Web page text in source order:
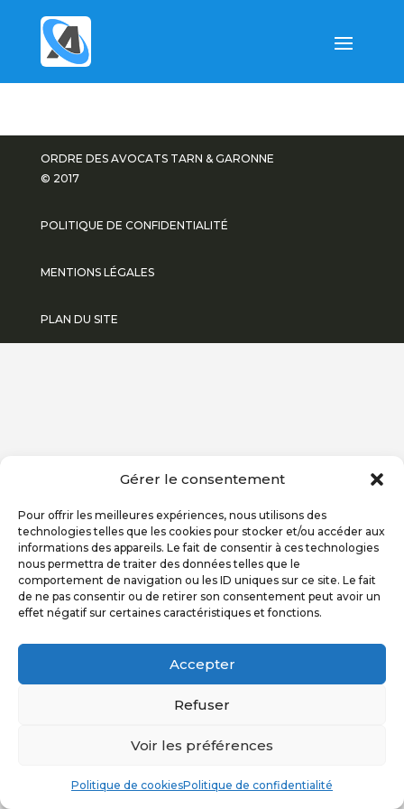
Gérer le consentement
Pour offrir les meilleures expériences, nous utilisons des
technologies telles que les cookies pour stocker et/ou accéder aux
informations des appareils. Le fait de consentir à ces technologies
nous permettra de traiter des données telles que le
comportement de navigation ou les ID uniques sur ce site. Le fait
de ne pas consentir ou de retirer son consentement peut avoir un
effet négatif sur certaines caractéristiques et fonctions.
Accepter
Refuser
Voir les préférences
Politique de cookiesPolitique de confidentialité
ORDRE DES AVOCATS TARN & GARONNE
© 2017
POLITIQUE DE CONFIDENTIALITÉ
MENTIONS LÉGALES
PLAN DU SITE